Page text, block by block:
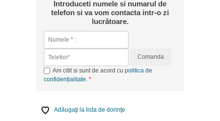
Introduceti numele si numarul de
telefon si va vom contacta intr-o zi
lucrătoare.
Comanda
Am citit si sunt de acord cu politica de
confidențialitate
Adăugaţi la lista de dorinţe